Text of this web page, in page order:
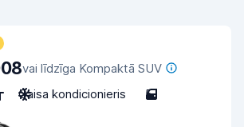
vai līdzīga Kompaktā SUV
Gaisa kondicionieris 5